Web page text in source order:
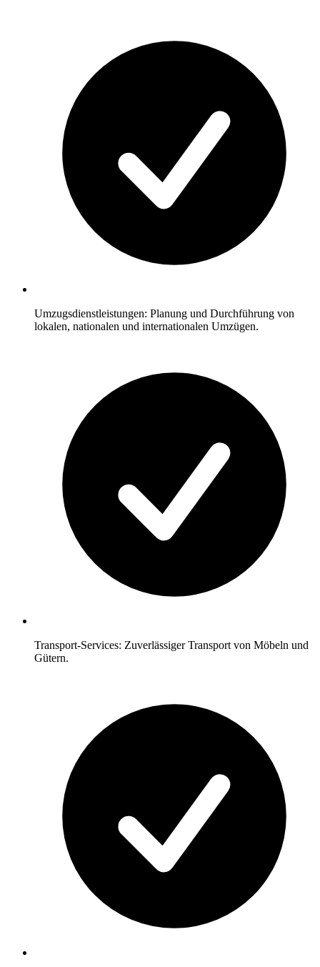
Umzugsdienstleistungen: Planung und Durchführung von
lokalen, nationalen und internationalen Umzügen.
Transport-Services: Zuverlässiger Transport von Möbeln und
Gütern.